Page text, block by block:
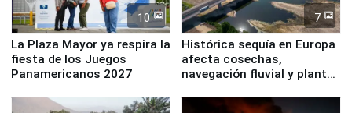
10
La Plaza Mayor ya respira la
fiesta de los Juegos
Panamericanos 2027
7
Histórica sequía en Europa
afecta cosechas,
navegación fluvial y plantas